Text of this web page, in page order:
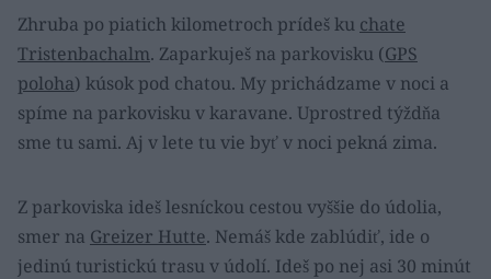
Zhruba po piatich kilometroch prídeš ku chate
Tristenbachalm. Zaparkuješ na parkovisku (GPS
poloha) kúsok pod chatou. My prichádzame v noci a
spíme na parkovisku v karavane. Uprostred týždňa
sme tu sami. Aj v lete tu vie byť v noci pekná zima.
Z parkoviska ideš lesníckou cestou vyššie do údolia,
smer na Greizer Hutte. Nemáš kde zablúdiť, ide o
jedinú turistickú trasu v údolí. Ideš po nej asi 30 minút